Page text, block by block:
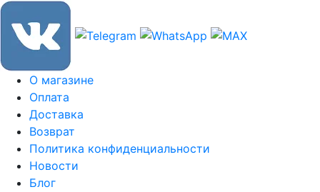
О магазине
Оплата
Доставка
Возврат
Политика конфиденциальности
Новости
Блог